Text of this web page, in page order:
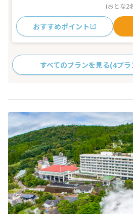
(おとな2
おすすめポイント
すべてのプランを見る(4プラ